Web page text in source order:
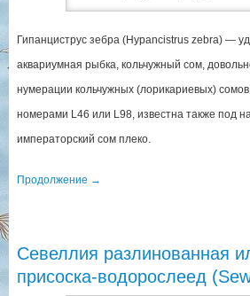
Гипанциструс зебра (Hypancistrus zebra) —
аквариумная рыбка, кольчужный сом,
нумерации кольчужных (лорикариевых)
номерами L46 или L98, известна также под
императорский сом плеко.
Продолжение →
Севеллия разлинованная
присоска-водорослеед